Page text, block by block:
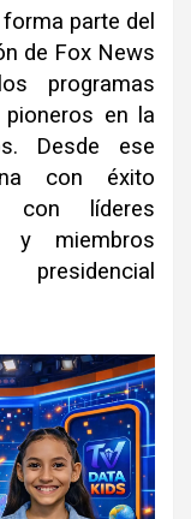
parte del
de Fox News
programas
en la
Desde ese
con éxito
con líderes
y miembros